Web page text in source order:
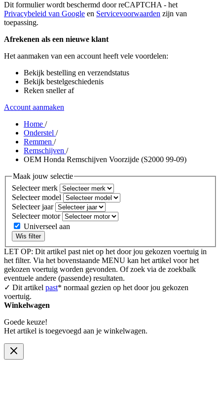
Dit formulier wordt beschermd door reCAPTCHA - het
Privacybeleid van Google en Servicevoorwaarden zijn van
toepassing.
Afrekenen als een nieuwe klant
Het aanmaken van een account heeft vele voordelen:
Bekijk bestelling en verzendstatus
Bekijk bestelgeschiedenis
Reken sneller af
Account aanmaken
Home /
Onderstel /
Remmen /
Remschijven /
OEM Honda Remschijven Voorzijde (S2000 99-09)
Maak jouw selectie
Selecteer merk
Selecteer model
Selecteer jaar
Selecteer motor
Universeel aan
Wis filter
LET OP: Dit artikel past niet op het door jou gekozen voertuig in
het filter. Via het bovenstaande MENU kan het artikel voor het
gekozen voertuig worden gevonden. Of zoek via de zoekbalk
eventuele andere (passende) resultaten.
✓ Dit artikel past* normaal gezien op het door jou gekozen
voertuig.
Winkelwagen
Goede keuze!
Het artikel is toegevoegd aan je winkelwagen.